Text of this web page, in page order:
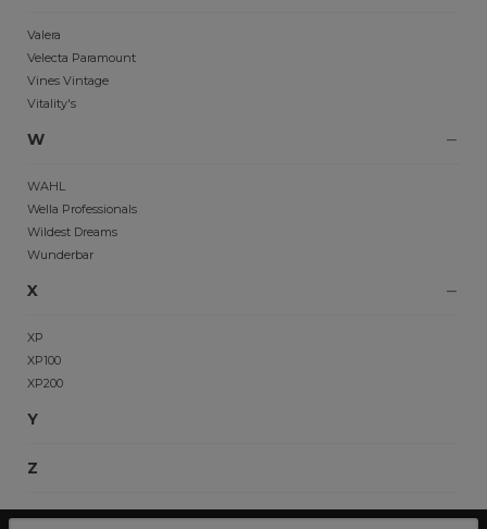
Valera
Velecta Paramount
Vines Vintage
Vitality's
W
WAHL
Wella Professionals
Wildest Dreams
Wunderbar
X
XP
XP100
XP200
Y
Z